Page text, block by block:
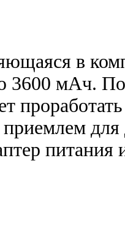
в
3600 мАч.
приемлем
питания